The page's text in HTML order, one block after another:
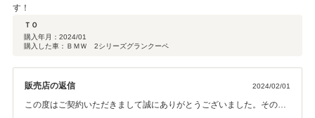
す！
ＴＯ
購入年月： 2024/01
購入した車：ＢＭＷ 2シリーズグランクーペ
販売店の返信 2024/02/01
この度はご契約いただきまして誠にありがとうございました。その後